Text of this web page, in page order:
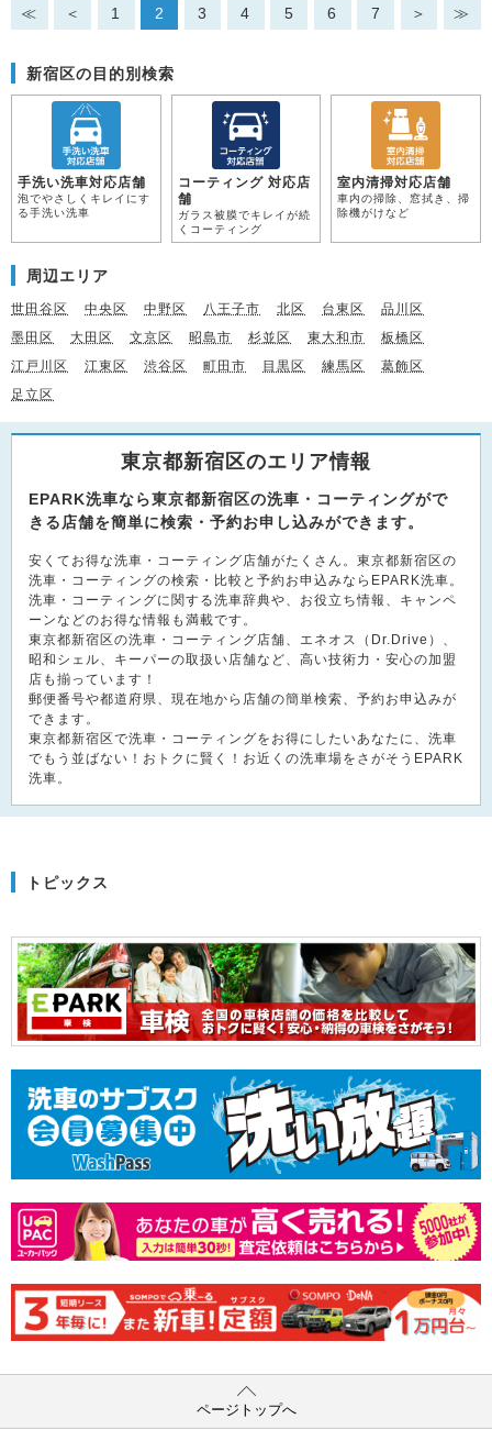
≪ ＜ 1 2 3 4 5 6 7 ＞ ≫
新宿区の目的別検索
手洗い洗車対応店舗
泡でやさしくキレイにす
る手洗い洗車
コーティング 対応店
舗
ガラス被膜でキレイが続
くコーティング
室内清掃対応店舗
車内の掃除、窓拭き、掃
除機がけなど
周辺エリア
世田谷区 中央区 中野区 八王子市 北区 台東区
品川区
墨田区
大田区 文京区 昭島市 杉並区 東大和市
板橋区
江戸川区
江東区 渋谷区 町田市 目黒区 練馬区
葛飾区
足立区
東京都新宿区のエリア情報
EPARK洗車なら東京都新宿区の洗車・コーティングがで
きる店舗を簡単に検索・予約お申し込みができます。
安くてお得な洗車・コーティング店舗がたくさん。東京都新宿区の
洗車・コーティングの検索・比較と予約お申込みならEPARK洗車。
洗車・コーティングに関する洗車辞典や、お役立ち情報、キャンペ
ーンなどのお得な情報も満載です。
東京都新宿区の洗車・コーティング店舗、エネオス（Dr.Drive）、
昭和シェル、キーパーの取扱い店舗など、高い技術力・安心の加盟
店も揃っています！
郵便番号や都道府県、現在地から店舗の簡単検索、予約お申込みが
できます。
東京都新宿区で洗車・コーティングをお得にしたいあなたに、洗車
でもう並ばない！おトクに賢く！お近くの洗車場をさがそうEPARK
洗車。
トピックス
ページトップへ